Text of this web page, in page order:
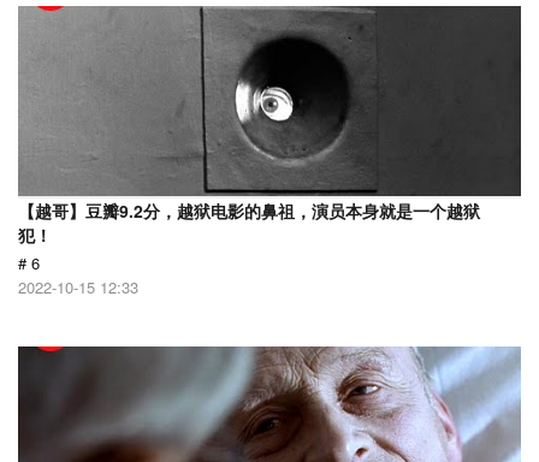
【越哥】豆瓣9.2分，越狱电影的鼻祖，演员本身就是一个越狱
犯！
# 6
2022-10-15 12:33